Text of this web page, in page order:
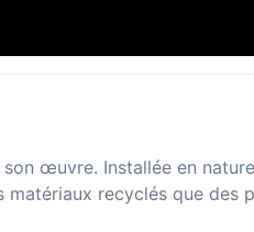
œuvre. Installée en
recyclés que des